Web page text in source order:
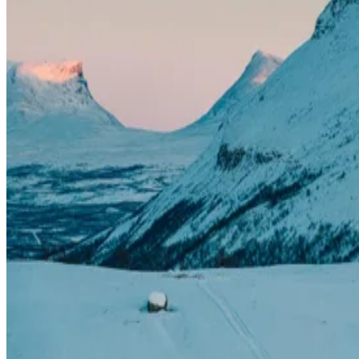
Inne i lavvun värmer vi oss vid elden medan vår guide delar med sig
av historier och kunskap om norrskenet – och om den unika naturen
Tillgängligt:Måndagar, torsdagar och söndagar, 16 november
2025-7 mars 2026
Tidsåtgång: Tre timmar, 19:00-22:00
Mötesplats:Receptionen på Hotell Fjället i Björkliden
Antal deltagare:3-12 personer. Minst tre personer måste delta för
att denna aktivitet ska genomföras
895 kr per vuxen, 495 kr per barn (7-15 år)
Snöskor, varm dryck, fika och guide